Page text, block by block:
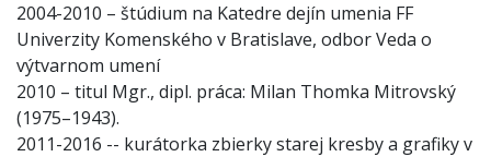
2004-2010 – štúdium na Katedre dejín umenia FF
Univerzity Komenského v Bratislave, odbor Veda o
výtvarnom umení
2010 – titul Mgr., dipl. práca: Milan Thomka Mitrovský
(1975–1943).
2011-2016 -- kurátorka zbierky starej kresby a grafiky v